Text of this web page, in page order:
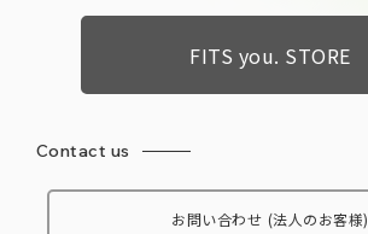
FITS you. STORE
Contact us
お問い合わせ (法人のお客様)